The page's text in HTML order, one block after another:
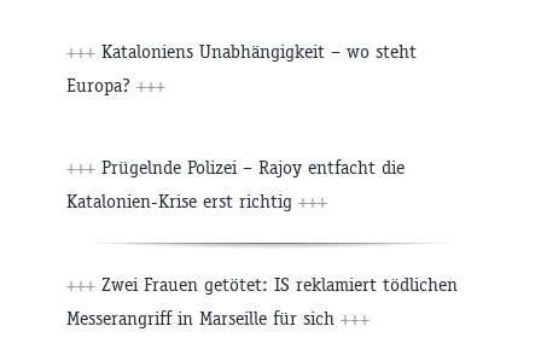
+++ Kataloniens Unabhängigkeit – wo steht
Europa? +++
+++ Prügelnde Polizei – Rajoy entfacht die
Katalonien-Krise erst richtig +++
+++ Zwei Frauen getötet: IS reklamiert tödlichen
Messerangriff in Marseille für sich +++